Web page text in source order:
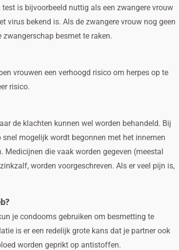
is bijvoorbeeld nuttig als een zwangere vrouw
virus bekend is. Als de zwangere vrouw nog geen
besmet te raken.
vrouwen een verhoogd risico om herpes op te
risico.
de klachten kunnen wel worden behandeld. Bij
mogelijk wordt begonnen met het innemen
die vaak worden gegeven (meestal
worden voorgeschreven. Als er veel pijn is,
je condooms gebruiken om besmetting te
is er een redelijk grote kans dat je partner ook
worden geprikt op antistoffen.